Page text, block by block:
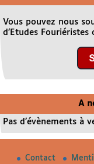
Vous pouvez nous
d’Etudes
A
Pas d’évènements à
Contact